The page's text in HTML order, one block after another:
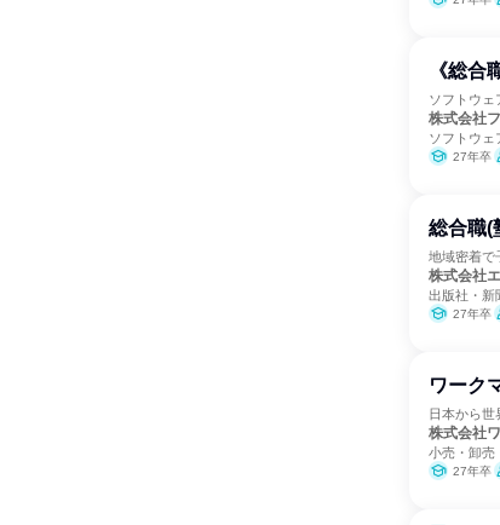
《総合
ソフトウェ
株式会社
ソフトウェ
27年卒
総合職(
地域密着で
株式会社
出版社・新
27年卒
ワーク
日本から世
株式会社
小売・卸売
27年卒